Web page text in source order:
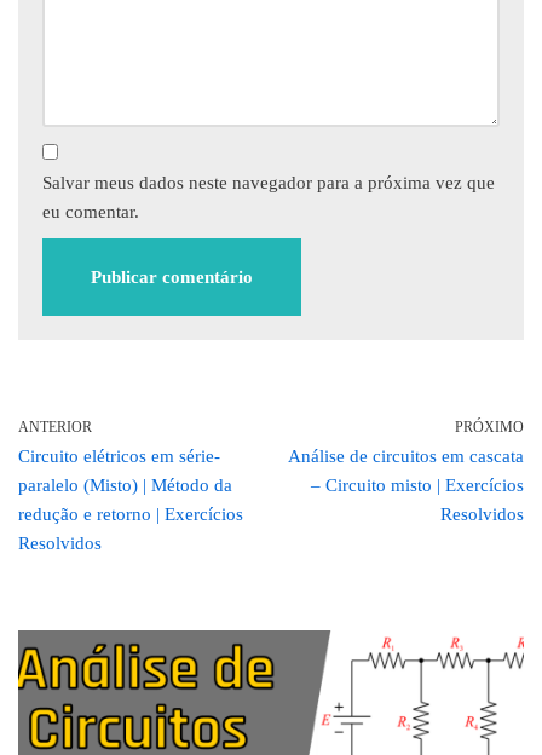
Salvar meus dados neste navegador para a próxima vez que
eu comentar.
ANTERIOR
Circuito elétricos em série-
paralelo (Misto) | Método da
redução e retorno | Exercícios
Resolvidos
PRÓXIMO
Análise de circuitos em cascata
– Circuito misto | Exercícios
Resolvidos